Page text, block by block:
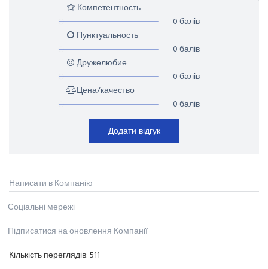
Компетентность
0 балів
Пунктуальность
0 балів
Дружелюбие
0 балів
Цена/качество
0 балів
Додати відгук
Написати в Компанію
Соціальні мережі
Підписатися на оновлення Компанії
Кількість переглядів:511